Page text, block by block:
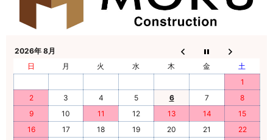
2026年 8月
日
月 火 水 木 金
土
1
2
3 4 5 6 7
8
9
10 11 12 13 14
15
16
17 18 19 20 21
22